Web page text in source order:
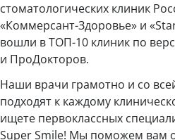
стоматологических клиник
«Коммерсант-Здоровье» и
вошли в ТОП-10 клиник по
и ПроДокторов.
Наши врачи грамотно и со
подходят к каждому
ищете первоклассных
Super Smile! Мы поможем вам